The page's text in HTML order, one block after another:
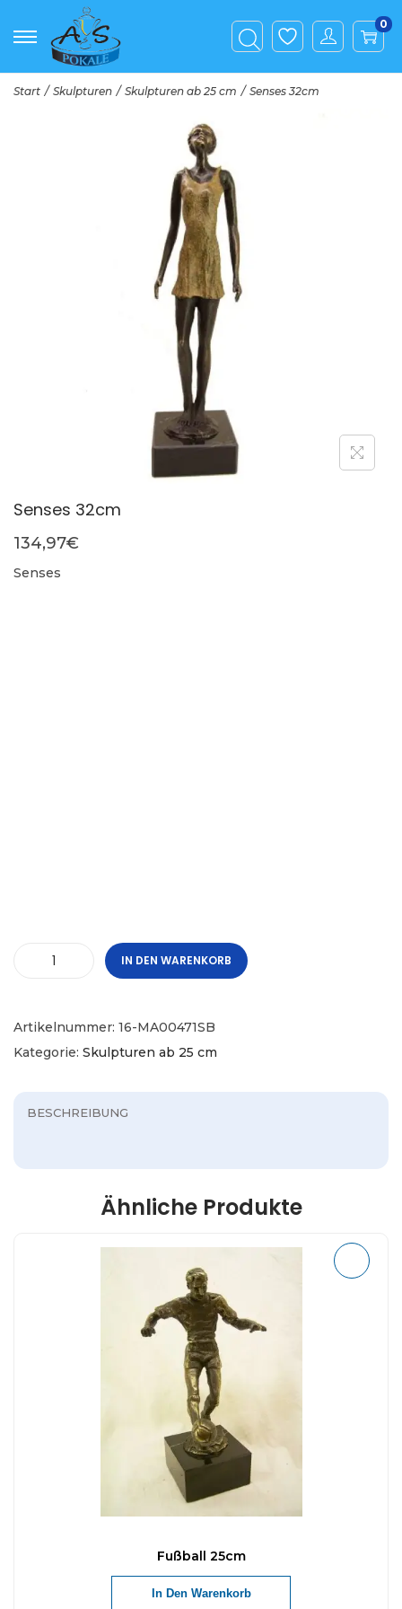
0
Start / Skulpturen / Skulpturen ab 25 cm / Senses 32cm
Senses 32cm
134,97€
Senses
IN DEN WARENKORB
Artikelnummer: 16-MA00471SB
Kategorie: Skulpturen ab 25 cm
BESCHREIBUNG
Ähnliche Produkte
Fußball 25cm
In Den Warenkorb